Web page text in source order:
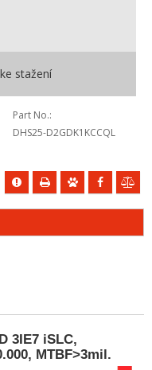
stažení
Part No.
DHS25-D2GDK1KCCQL
3IE7 iSLC,
MTBF>3mil.